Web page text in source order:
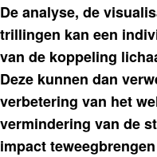
De analyse, de
trillingen kan een
van de koppeling
Deze kunnen dan
verbetering van het
vermindering van de
impact